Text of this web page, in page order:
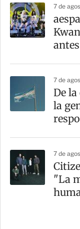
7 de
7 de
De
la
7 de
"La